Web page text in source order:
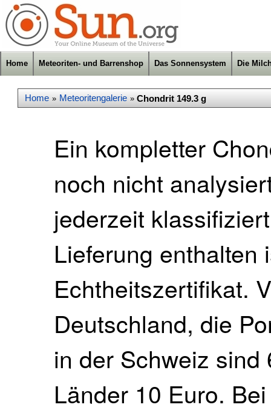
Home Meteoriten- und Barrenshop Das Sonnensystem Die
Home » Meteoritengalerie » Chondrit 149.3 g
Ein kompletter
noch nicht
jederzeit
Lieferung enthalten
Echtheitszertifikat.
Deutschland, die
in der Schweiz
Länder 10 Euro.